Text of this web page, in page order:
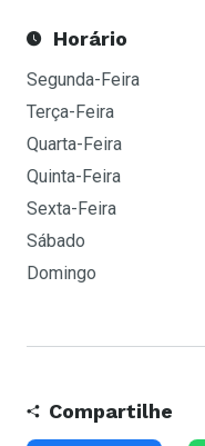
Horário
Segunda-Feira
Terça-Feira
Quarta-Feira
Quinta-Feira
Sexta-Feira
Sábado
Domingo
Compartilhe